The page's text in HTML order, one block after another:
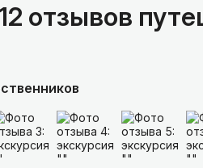
отзывов